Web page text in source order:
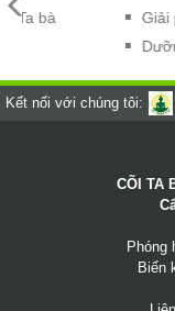
bà
Giải
Dưỡng
Kết nối với chúng tôi:
CÕI TA
Phóng
Biển